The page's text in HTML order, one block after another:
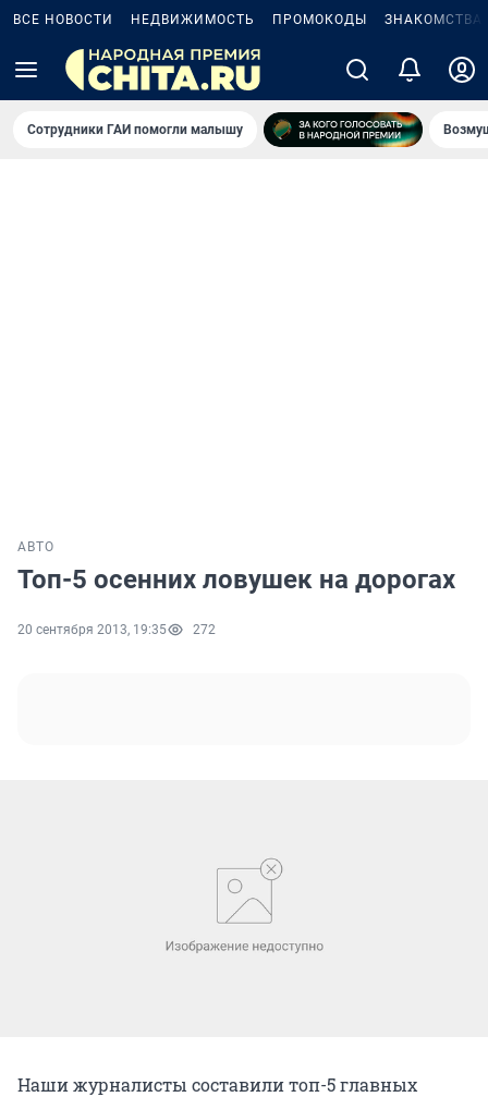
ВСЕ НОВОСТИ НЕДВИЖИМОСТЬ ПРОМОКОДЫ ЗНАКОМСТВА
Сотрудники ГАИ помогли малышу
АВТО
Топ-5 осенних ловушек на дорогах
20 сентября 2013, 19:35 272
Наши журналисты составили топ-5 главных